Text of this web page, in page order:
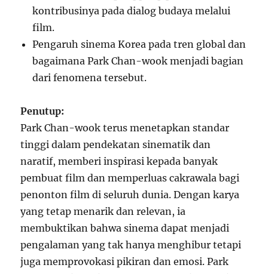
kontribusinya pada dialog budaya melalui
film.
Pengaruh sinema Korea pada tren global dan
bagaimana Park Chan-wook menjadi bagian
dari fenomena tersebut.
Penutup:
Park Chan-wook terus menetapkan standar
tinggi dalam pendekatan sinematik dan
naratif, memberi inspirasi kepada banyak
pembuat film dan memperluas cakrawala bagi
penonton film di seluruh dunia. Dengan karya
yang tetap menarik dan relevan, ia
membuktikan bahwa sinema dapat menjadi
pengalaman yang tak hanya menghibur tetapi
juga memprovokasi pikiran dan emosi. Park